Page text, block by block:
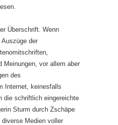
Überschrift. Wenn
der
Meinungen, vor allem aber
des
Internet, keinesfalls
die schriftlich eingereichte
Sturm durch Zschäpe
Medien voller